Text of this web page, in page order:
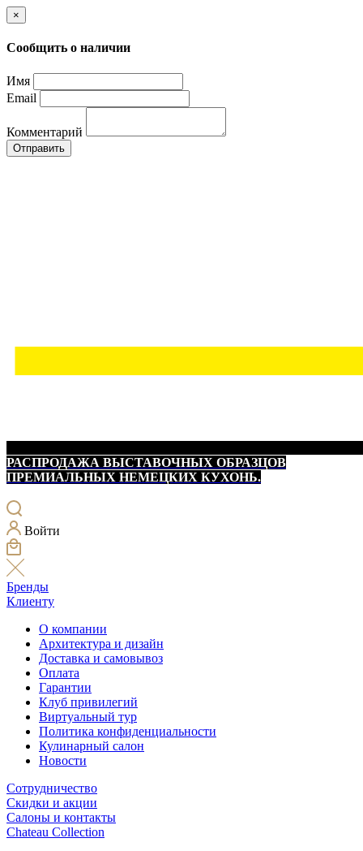
×
Сообщить о наличии
Имя
Email
Комментарий
Отправить
РАСПРОДАЖА ВЫСТАВОЧНЫХ ОБРАЗЦОВ
ПРЕМИАЛЬНЫХ НЕМЕЦКИХ КУХОНЬ.
Войти
Бренды
Клиенту
О компании
Архитектура и дизайн
Доставка и самовывоз
Оплата
Гарантии
Клуб привилегий
Виртуальный тур
Политика конфиденциальности
Кулинарный салон
Новости
Сотрудничество
Скидки и акции
Салоны и контакты
Chateau Collection